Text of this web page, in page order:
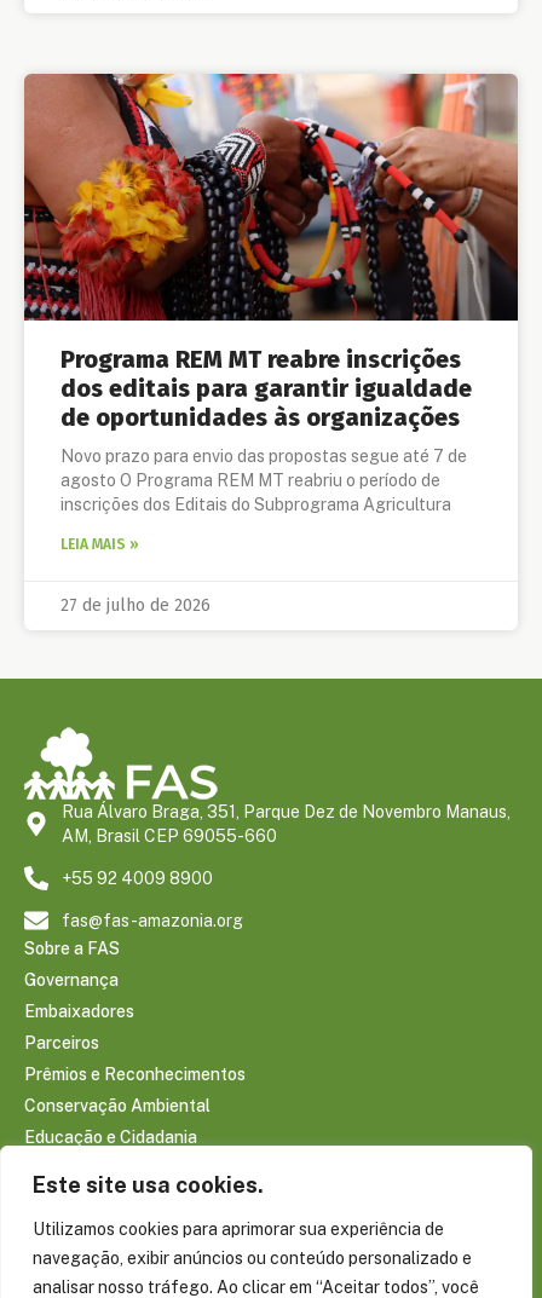
Este site usa cookies.
Utilizamos cookies para aprimorar sua experiência de
navegação, exibir anúncios ou conteúdo personalizado e
analisar nosso tráfego. Ao clicar em “Aceitar todos”, você
Programa REM MT reabre inscrições
dos editais para garantir igualdade
de oportunidades às organizações
Novo prazo para envio das propostas segue até 7 de
agosto O Programa REM MT reabriu o período de
inscrições dos Editais do Subprograma Agricultura
LEIA MAIS »
27 de julho de 2026
Rua Álvaro Braga, 351, Parque Dez de Novembro Manaus,
AM, Brasil CEP 69055-660
+55 92 4009 8900
fas@fas-amazonia.org
Sobre a FAS
Governança
Embaixadores
Parceiros
Prêmios e Reconhecimentos
Conservação Ambiental
Educação e Cidadania
Sociobioeconomia Amazônica
CONTEÚDOS
Notícias